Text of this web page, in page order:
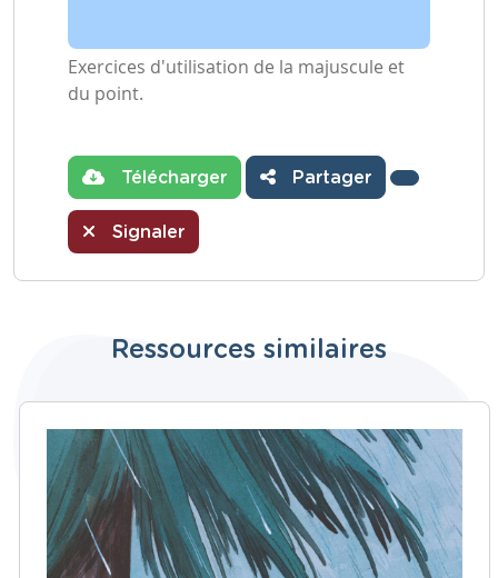
Exercices d'utilisation de la majuscule et
du point.
Télécharger Partager
Signaler
Ressources similaires